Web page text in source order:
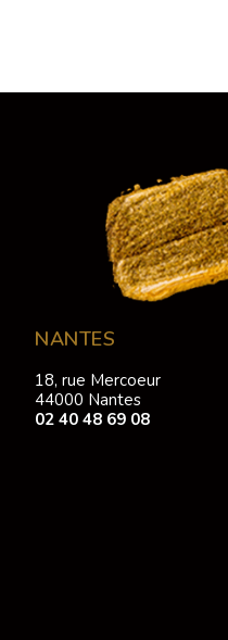
NANTES
18, rue Mercoeur
44000 Nantes
02 40 48 69 08